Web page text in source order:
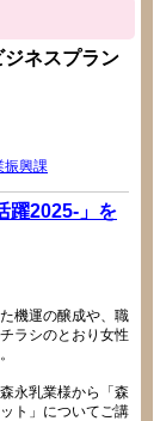
ジネスプラン
振興課
躍2025-」を
機運の醸成や、職
ラシのとおり女性
永乳業様から「森
ト」についてご講